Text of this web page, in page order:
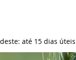
até 15 dias